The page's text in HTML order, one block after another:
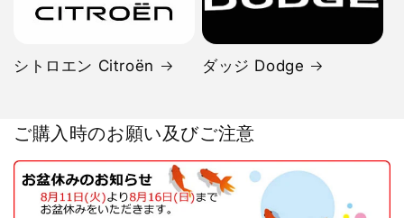
シトロエン Citroën ダッジ Dodge
ご購入時のお願い及びご注意